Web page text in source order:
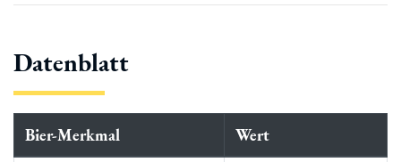
Datenblatt
Bier-Merkmal Wert